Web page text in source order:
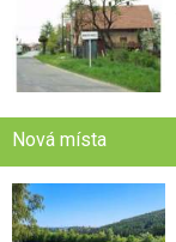
Nová místa